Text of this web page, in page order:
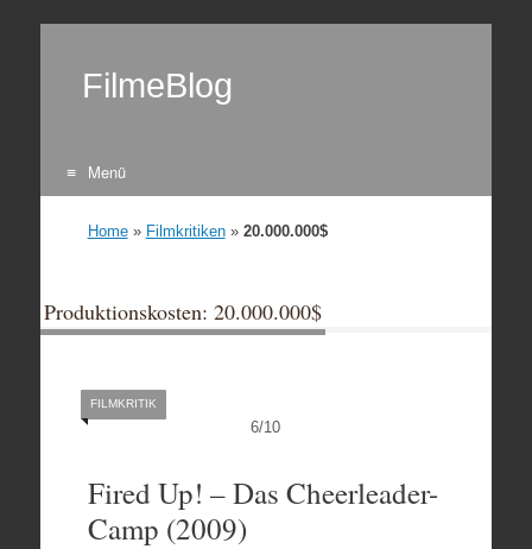
FilmeBlog
Menü
Home» Filmkritiken» 20.000.000$
Produktionskosten: 20.000.000$
6/10
FILMKRITIK
Fired Up! – Das Cheerleader-
Camp (2009)